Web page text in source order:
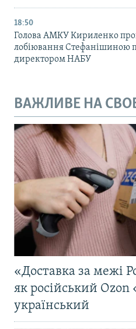
18:50
Голова АМКУ Кириленко
лобіювання Стефанішиною
директором НАБУ
ВАЖЛИВЕ НА
«Доставка за межі
як російський
український